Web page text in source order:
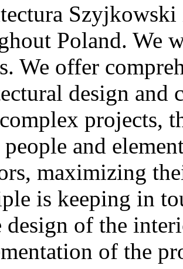
Szyjkowski
Poland. We
We offer
design and
projects,
and
maximizing
is keeping in
design of the
of the